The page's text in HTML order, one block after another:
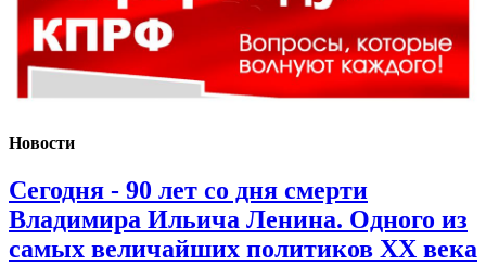
Новости
Сегодня - 90 лет со дня смерти
Владимира Ильича Ленина. Одного из
самых величайших политиков XX века